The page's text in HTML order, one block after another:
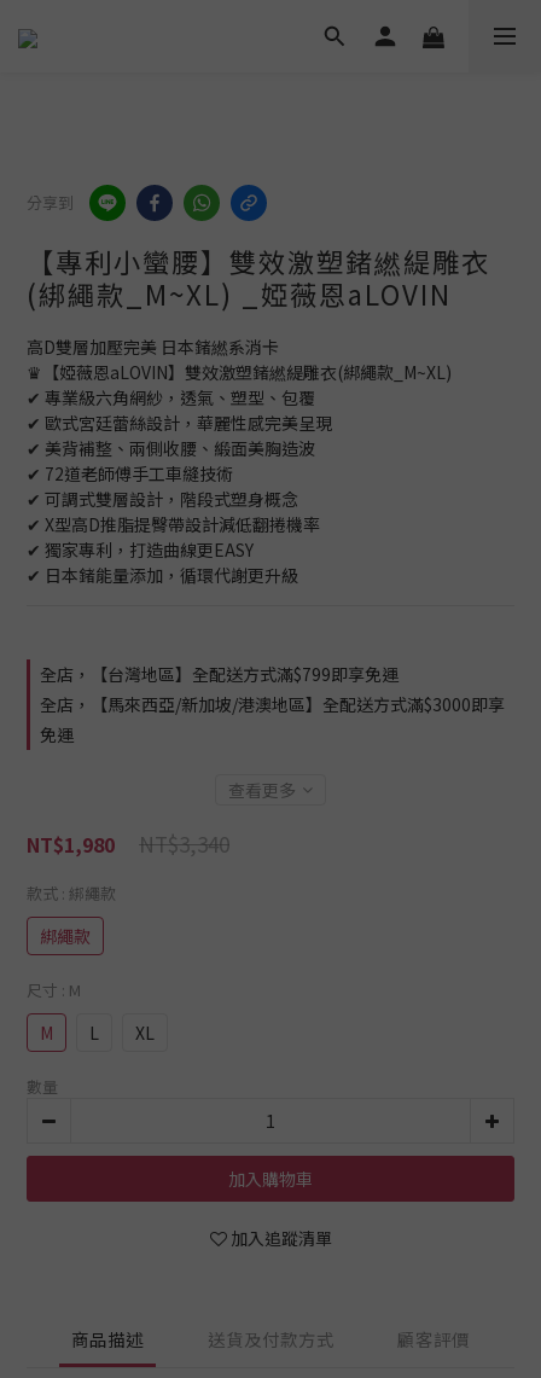
分享到
【專利小蠻腰】雙效激塑鍺繎緹雕衣
(綁繩款_M~XL) _婭薇恩aLOVIN
高D雙層加壓完美 日本鍺繎系消卡
♛【婭薇恩aLOVIN】雙效激塑鍺繎緹雕衣(綁繩款_M~XL)
✔ 專業級六角網紗，透氣、塑型、包覆
✔ 歐式宮廷蕾絲設計，華麗性感完美呈現
✔ 美背補整、兩側收腰、緞面美胸造波
✔ 72道老師傅手工車縫技術
✔ 可調式雙層設計，階段式塑身概念
✔ X型高D推脂提臀帶設計減低翻捲機率
✔ 獨家專利，打造曲線更EASY
✔ 日本鍺能量添加，循環代謝更升級
全店，【台灣地區】全配送方式滿$799即享免運
全店，【馬來西亞/新加坡/港澳地區】全配送方式滿$3000即享
免運
查看更多
NT$1,980 NT$3,340
款式 : 綁繩款
綁繩款
尺寸 : M
M L XL
數量
加入購物車
加入追蹤清單
商品描述 送貨及付款方式 顧客評價